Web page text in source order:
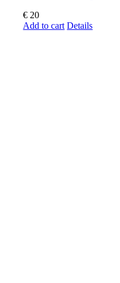
€ 20
Add to cart Details